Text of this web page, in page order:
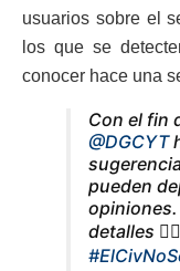
usuarios sobre el
los que se
conocer hace una
Con el fin
@DGCYT
pueden
detalles 👉🏽